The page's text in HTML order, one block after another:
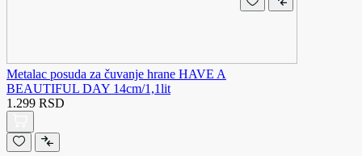
Metalac posuda za čuvanje hrane HAVE A
BEAUTIFUL DAY 14cm/1,1lit
1.299 RSD